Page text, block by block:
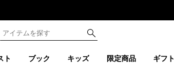
ト ブック キッズ 限定商品 ギフト